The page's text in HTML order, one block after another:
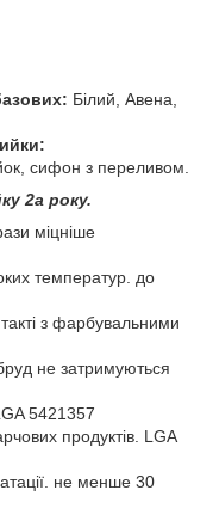
Білий, Авена,
сифон з переливом.
2а року.
міцніше
температур. до
з фарбувальними
не затримуються
5421357
продуктів. LGA
не менше 30